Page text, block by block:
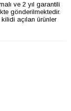
ve 2 yıl garantili
gönderilmektedir.
açılan ürünler